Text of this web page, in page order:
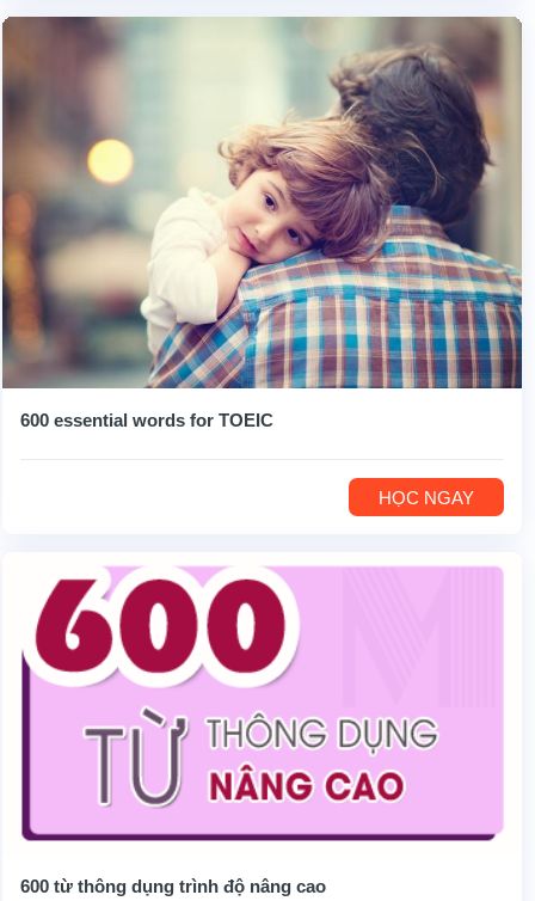
600 essential words for TOEIC
HỌC NGAY
600 từ thông dụng trình độ nâng cao